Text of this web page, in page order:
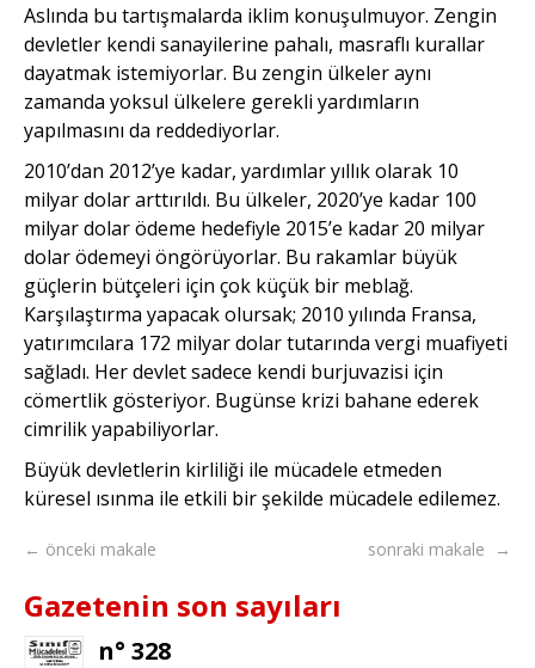
Aslında bu tartışmalarda iklim konuşulmuyor. Zengin
devletler kendi sanayilerine pahalı, masraflı kurallar
dayatmak istemiyorlar. Bu zengin ülkeler aynı
zamanda yoksul ülkelere gerekli yardımların
yapılmasını da reddediyorlar.
2010’dan 2012’ye kadar, yardımlar yıllık olarak 10
milyar dolar arttırıldı. Bu ülkeler, 2020’ye kadar 100
milyar dolar ödeme hedefiyle 2015’e kadar 20 milyar
dolar ödemeyi öngörüyorlar. Bu rakamlar büyük
güçlerin bütçeleri için çok küçük bir meblağ.
Karşılaştırma yapacak olursak; 2010 yılında Fransa,
yatırımcılara 172 milyar dolar tutarında vergi muafiyeti
sağladı. Her devlet sadece kendi burjuvazisi için
cömertlik gösteriyor. Bugünse krizi bahane ederek
cimrilik yapabiliyorlar.
Büyük devletlerin kirliliği ile mücadele etmeden
küresel ısınma ile etkili bir şekilde mücadele edilemez.
← önceki makale sonraki makale →
Gazetenin son sayıları
n° 328